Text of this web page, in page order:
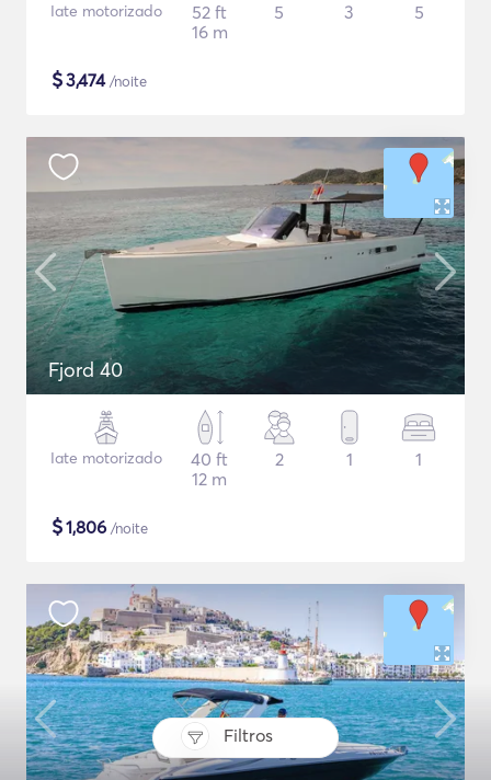
Filtros
Iate motorizado
52 ft
16 m
5 3 5
$3,474/noite
Fjord 40
Iate motorizado
40 ft
12 m
2 1 1
$1,806 /noite